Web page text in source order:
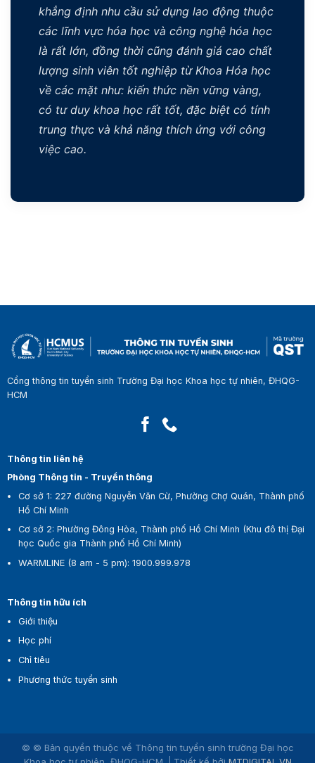
khẳng định nhu cầu sử dụng lao động thuộc
các lĩnh vực hóa học và công nghệ hóa học
là rất lớn, đồng thời cũng đánh giá cao chất
lượng sinh viên tốt nghiệp từ Khoa Hóa học
về các mặt như: kiến thức nền vững vàng,
có tư duy khoa học rất tốt, đặc biệt có tính
trung thực và khả năng thích ứng với công
việc cao.
Cổng thông tin tuyển sinh Trường Đại học Khoa học tự nhiên, ĐHQG-
HCM
Thông tin liên hệ
Phòng Thông tin - Truyền thông
Cơ sở 1: 227 đường Nguyễn Văn Cừ, Phường Chợ Quán, Thành phố
Hồ Chí Minh
Cơ sở 2: Phường Đông Hòa, Thành phố Hồ Chí Minh (Khu đô thị Đại
học Quốc gia Thành phố Hồ Chí Minh)
WARMLINE (8 am - 5 pm):1900.999.978
Thông tin hữu ích
Giới thiệu
Học phí
Chỉ tiêu
Phương thức tuyển sinh
© © Bản quyền thuộc về Thông tin tuyển sinh trường Đại học